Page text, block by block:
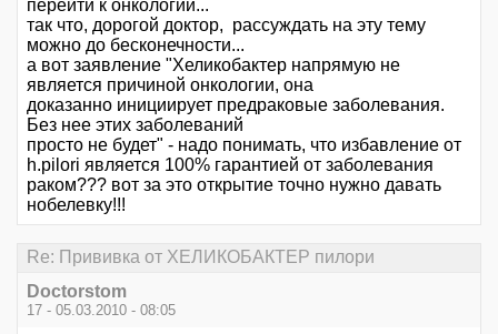
перейти к онкологии...
так что, дорогой доктор, рассуждать на эту тему
можно до бесконечности...
а вот заявление "Хеликобактер напрямую не
является причиной онкологии, она
доказанно инициирует предраковые заболевания.
Без нее этих заболеваний
просто не будет" - надо понимать, что избавление от
h.pilori является 100% гарантией от заболевания
раком??? вот за это открытие точно нужно давать
нобелевку!!!
Re: Прививка от ХЕЛИКОБАКТЕР пилори
Doctorstom
17 - 05.03.2010 - 08:05